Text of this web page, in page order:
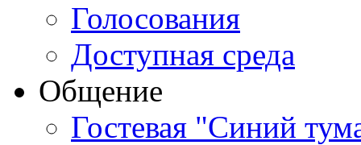
Голосования
Доступная среда
Общение
Гостевая "Синий